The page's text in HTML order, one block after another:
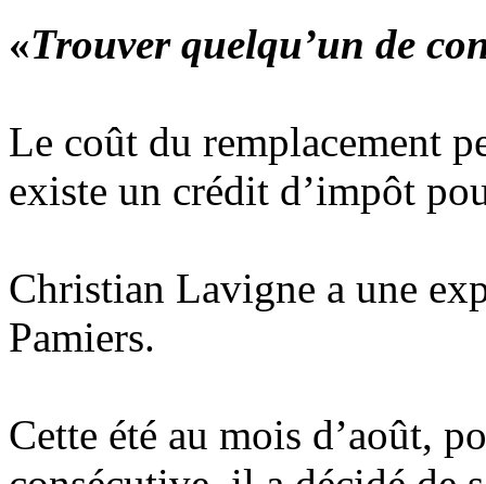
«Trouver quelqu’un de
Le coût du remplacement
existe un crédit d’impôt
Christian Lavigne a une
Pamiers.
Cette été au mois d’août,